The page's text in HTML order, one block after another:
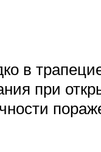
в
при